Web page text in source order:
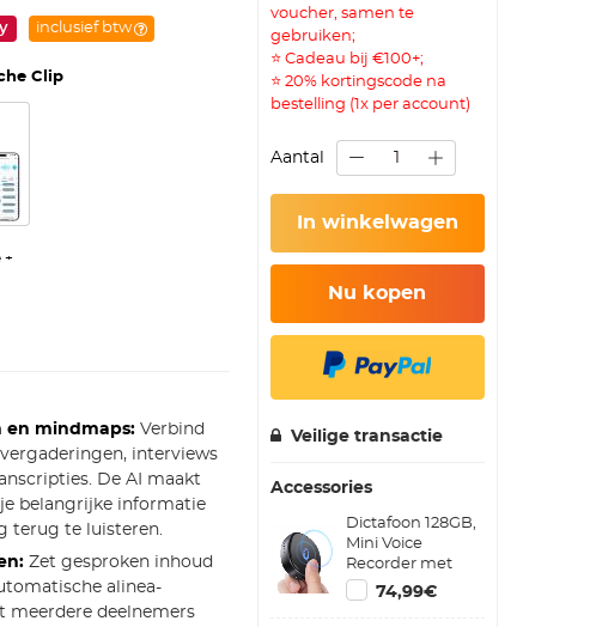
inclusief btw
Clip
+
en mindmaps:Verbind
interviews
De AI maakt
belangrijke informatie
terug te luisteren.
Zet gesproken inhoud
alinea-
meerdere deelnemers
voucher, samen te
gebruiken;
⭐ Cadeau bij €100+;
⭐ 20% kortingscode na
bestelling (1x per account)
Aantal
In winkelwagen
Nu kopen
Veilige transactie
Accessories
Dictafoon 128GB,
Mini Voice
Recorder met
Spraakactivatie,
Magneet, 1600
74,99€